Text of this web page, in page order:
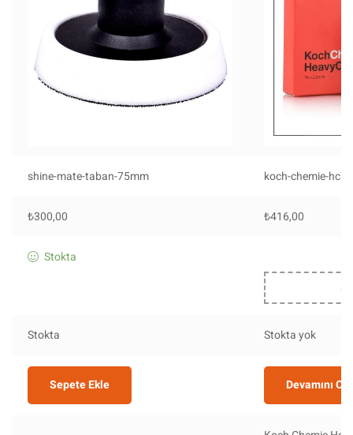
shine-mate-taban-75mm koch-chemie-hc76
₺300,00 ₺416,00
Stokta
Stokta Stokta yok
Sepete Ekle Devamını